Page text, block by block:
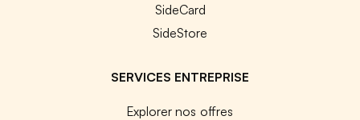
SideCard
SideStore
SERVICES ENTREPRISE
Explorer nos offres